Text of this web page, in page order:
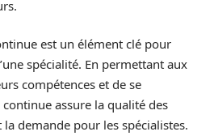
est un élément clé pour
spécialité. En permettant aux
compétences et de se
assure la qualité des
demande pour les spécialistes.